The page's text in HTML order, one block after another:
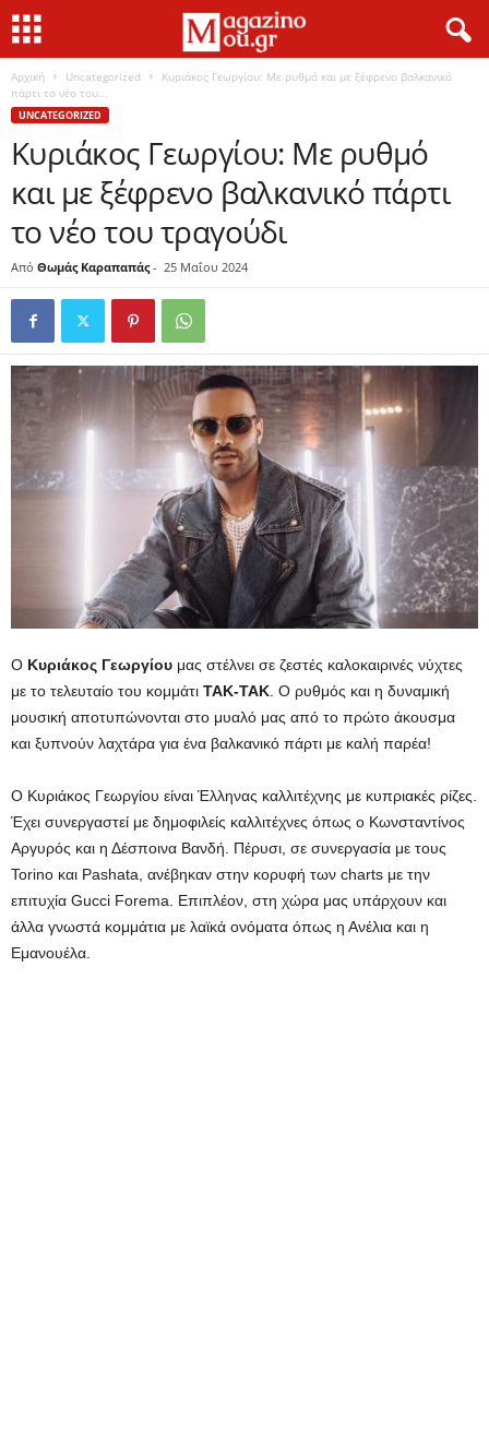
Αρχική Uncategorized
Κυριάκος Γεωργίου: Με ρυθμό και με ξέφρενο βαλκανικό
πάρτι το νέο του...
UNCATEGORIZED
Κυριάκος Γεωργίου: Με ρυθμό
και με ξέφρενο βαλκανικό πάρτι
το νέο του τραγούδι
Από Θωμάς Καραπαπάς- 25 Μαΐου 2024
Ο Κυριάκος Γεωργίου μας στέλνει σε ζεστές καλοκαιρινές νύχτες
με το τελευταίο του κομμάτι TAK-TAK . Ο ρυθμός και η δυναμική
μουσική αποτυπώνονται στο μυαλό μας από το πρώτο άκουσμα
και ξυπνούν λαχτάρα για ένα βαλκανικό πάρτι με καλή παρέα!
Ο Κυριάκος Γεωργίου είναι Έλληνας καλλιτέχνης με κυπριακές ρίζες.
Έχει συνεργαστεί με δημοφιλείς καλλιτέχνες όπως ο Κωνσταντίνος
Αργυρός και η Δέσποινα Βανδή. Πέρυσι, σε συνεργασία με τους
Torino και Pashata, ανέβηκαν στην κορυφή των charts με την
επιτυχία Gucci Forema. Επιπλέον, στη χώρα μας υπάρχουν και
άλλα γνωστά κομμάτια με λαϊκά ονόματα όπως η Ανέλια και η
Εμανουέλα.